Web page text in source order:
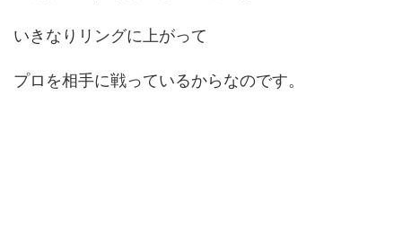
いきなりリングに上がって
プロを相手に戦っているからなのです。